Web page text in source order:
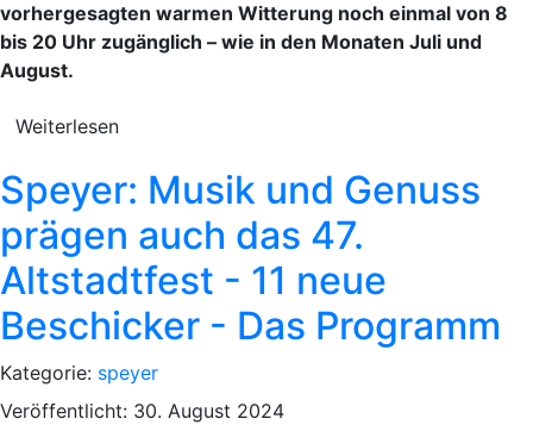
vorhergesagten warmen Witterung noch einmal von 8
bis 20 Uhr zugänglich – wie in den Monaten Juli und
August.
Weiterlesen
Speyer: Musik und Genuss
prägen auch das 47.
Altstadtfest - 11 neue
Beschicker - Das Programm
Kategorie: speyer
Veröffentlicht: 30. August 2024